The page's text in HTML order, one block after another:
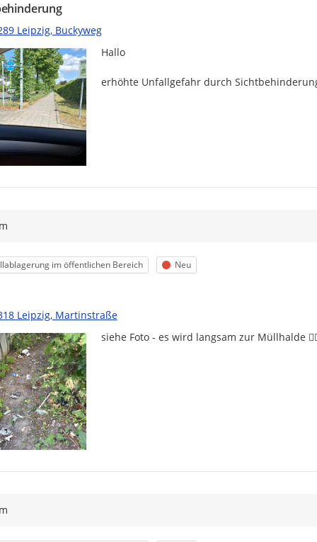
Leipzig, Buckyweg
Hallo
im öffentlichen Bereich Status
Neu
Leipzig, Martinstraße
siehe Foto - es wird langsam zur Müllhalde